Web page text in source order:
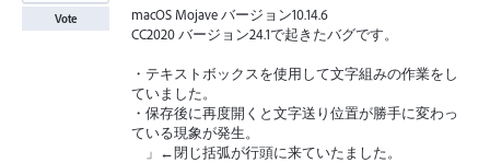
macOS Mojave バージョン10.14.6
CC2020 バージョン24.1で起きたバグです。
・テキストボックスを使用して文字組みの作業をし
ていました。
・保存後に再度開くと文字送り位置が勝手に変わっ
ている現象が発生。
」←閉じ括弧が行頭に来ていたました。
Vote